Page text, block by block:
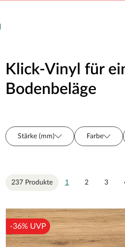
Klick-Vinyl für
Bodenbeläge
Stärke (mm) Farbe
237 Produkte
1 2 3
-36% UVP